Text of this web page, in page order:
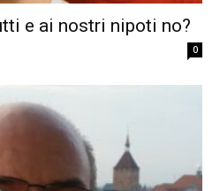
e ai nostri nipoti no?
0